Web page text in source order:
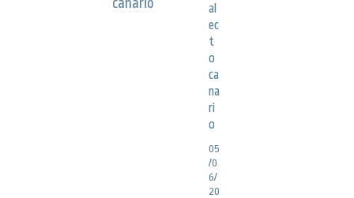
al
ec
t
o
ca
na
ri
o
05
/0
6/
20